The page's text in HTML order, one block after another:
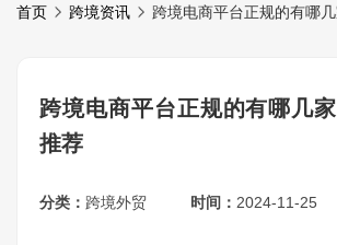
首页 跨境资讯 跨境电商平台正规的有哪
跨境电商平台正规的有哪几
推荐
分类： 跨境外贸 时间： 2024-11-25